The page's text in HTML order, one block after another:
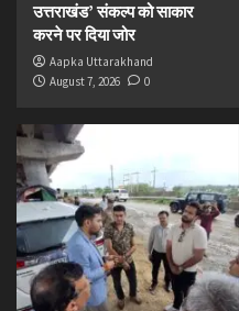
उत्तराखंड’ संकल्प को साकार
करने पर दिया जोर
Aapka Uttarakhand
August 7, 2026
0